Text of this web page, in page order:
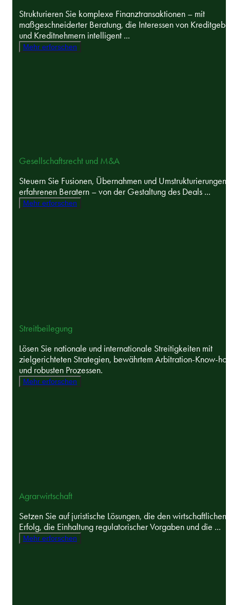
Strukturieren Sie komplexe Finanztransaktionen – mit
maßgeschneiderter Beratung, die Interessen von
und Kreditnehmern intelligent ...
Mehr erforschen
Gesellschaftsrecht und M&A
Steuern Sie Fusionen, Übernahmen und Umstrukturierungen
erfahrenen Beratern – von der Gestaltung des Deals ...
Mehr erforschen
Streitbeilegung
Lösen Sie nationale und internationale Streitigkeiten mit
zielgerichteten Strategien, bewährtem Arbitration-Know-
und robusten Prozessen.
Mehr erforschen
Agrarwirtschaft
Setzen Sie auf juristische Lösungen, die den wirtschaftlichen
Erfolg, die Einhaltung regulatorischer Vorgaben und die ...
Mehr erforschen